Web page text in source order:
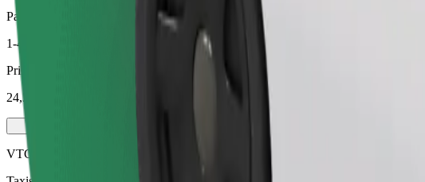
Passagers
1-4
Prix estimé
24,30 €
VTC